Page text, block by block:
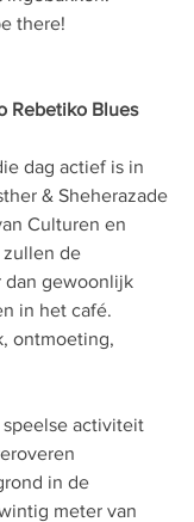
there!
Rebetiko Blues
dag actief is in
& Sheherazade
Culturen en
zullen de
dan gewoonlijk
in het café.
ontmoeting,
activiteit
in de
meter van